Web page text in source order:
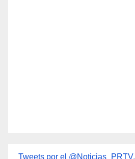
Tweets por el @Noticias_PRTV.